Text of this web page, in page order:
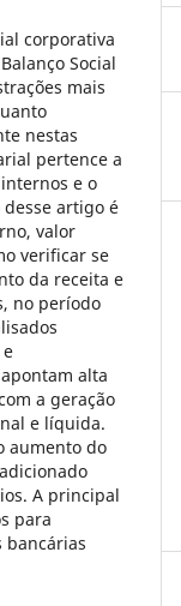
corporativa
Social
mais
nestas
pertence a
e o
artigo é
valor
verificar se
da receita e
no período
alta
a geração
e líquida.
aumento do
A principal
para
bancárias